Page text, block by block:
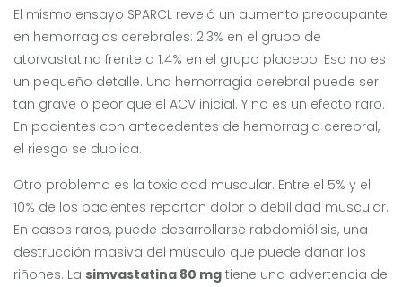
El mismo ensayo SPARCL reveló un aumento preocupante
en hemorragias cerebrales: 2.3% en el grupo de
atorvastatina frente a 1.4% en el grupo placebo. Eso no es
un pequeño detalle. Una hemorragia cerebral puede ser
tan grave o peor que el ACV inicial. Y no es un efecto raro.
En pacientes con antecedentes de hemorragia cerebral,
el riesgo se duplica.
Otro problema es la toxicidad muscular. Entre el 5% y el
10% de los pacientes reportan dolor o debilidad muscular.
En casos raros, puede desarrollarse rabdomiólisis, una
destrucción masiva del músculo que puede dañar los
riñones. La simvastatina 80 mg tiene una advertencia de